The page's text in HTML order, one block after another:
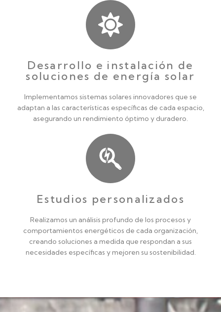
Desarrollo e instalación de
soluciones de energía solar
Implementamos sistemas solares innovadores que se
adaptan a las características específicas de cada espacio,
asegurando un rendimiento óptimo y duradero.
Estudios personalizados
Realizamos un análisis profundo de los procesos y
comportamientos energéticos de cada organización,
creando soluciones a medida que respondan a sus
necesidades específicas y mejoren su sostenibilidad.